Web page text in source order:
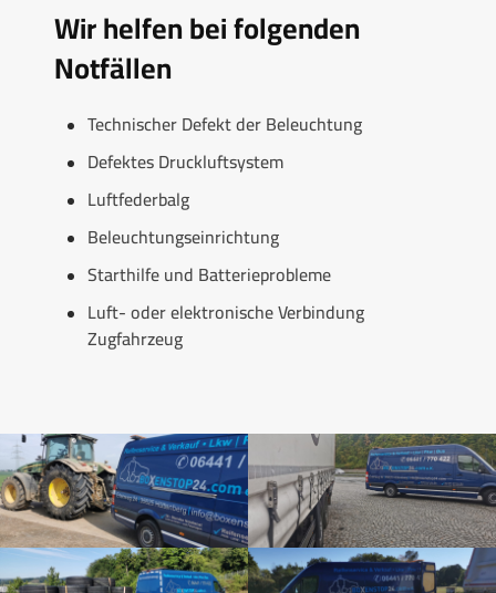
Wir helfen bei folgenden
Notfällen
Technischer Defekt der Beleuchtung
Defektes Druckluftsystem
Luftfederbalg
Beleuchtungseinrichtung
Starthilfe und Batterieprobleme
Luft- oder elektronische Verbindung
Zugfahrzeug